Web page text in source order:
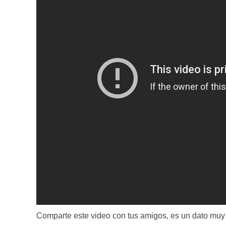
Comparte este video con tus amigos, es un dato